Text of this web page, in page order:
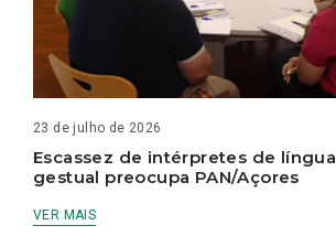
23 de julho de 2026
Escassez de intérpretes de língua
gestual preocupa PAN/Açores
VER MAIS